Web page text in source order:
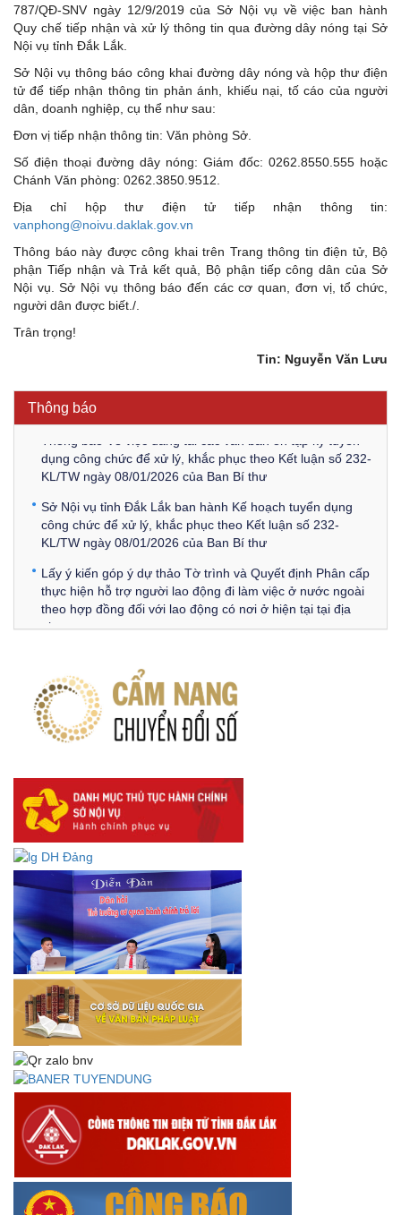
787/QĐ-SNV ngày 12/9/2019 của Sở Nội vụ về việc ban hành
Quy chế tiếp nhận và xử lý thông tin qua đường dây nóng tại Sở
Nội vụ tỉnh Đắk Lắk.
Sở Nội vụ thông báo công khai đường dây nóng và hộp thư điện
tử để tiếp nhận thông tin phản ánh, khiếu nại, tố cáo của người
dân, doanh nghiệp, cụ thể như sau:
Đơn vị tiếp nhận thông tin: Văn phòng Sở.
Số điện thoại đường dây nóng: Giám đốc: 0262.8550.555 hoặc
Chánh Văn phòng: 0262.3850.9512.
Địa chỉ hộp thư điện tử tiếp nhận thông tin:
vanphong@noivu.daklak.gov.vn
Thông báo này được công khai trên Trang thông tin điện tử, Bộ
phận Tiếp nhận và Trả kết quả, Bộ phận tiếp công dân của Sở
Nội vụ. Sở Nội vụ thông báo đến các cơ quan, đơn vị, tổ chức,
người dân được biết./.
Trân trọng!
Tin: Nguyễn Văn Lưu
Thông báo
chức tỉnh Đắk Lắk năm 2026
Thông báo Về việc triệu tập thí sinh tham gia thi tuyển
công chức để xử lý, khắc phục theo Kết luận số 232-
KL/TW ngày 08/01/2026 của Ban Bí thư
dụng công chức để xử lý, khắc phục theo Kết luận số 232-
KL/TW ngày 08/01/2026 của Ban Bí thư
Sở Nội vụ tỉnh Đắk Lắk ban hành Kế hoạch tuyển dụng
công chức để xử lý, khắc phục theo Kết luận số 232-
KL/TW ngày 08/01/2026 của Ban Bí thư
Lấy ý kiến góp ý dự thảo Tờ trình và Quyết định Phân cấp
thực hiện hỗ trợ người lao động đi làm việc ở nước ngoài
theo hợp đồng đối với lao động có nơi ở hiện tại tại địa
phương
hiện quy định về người lao động nước ngoài làm việc trên
địa bàn tỉnh Đắk Lắk theo trình tự, thủ tục rút gọn trong
xây dựng, ban hành văn bản quy phạm pháp luật
Góp ý dự thảo Thông tư quy định nghiệp vụ lưu trữ tài liệu
DANH SÁCH HỒ SƠ CÁN BỘ ĐI B TỈNH ĐĂK LẮK -
Lấy ý kiến dự thảo Quyết định quy phạm pháp luật quy
định về thành lập, tổ chức và hoạt động của tổ chức phối
hợp liên ngành
Thông báo về việc tải biểu mẫu báo cáo kết quả 06 năm
thực hiện Nghị quyết số 18-NQ/TW và Nghị quyết số 19-
NQ/TW
Thư chúc mừng của Bộ trưởng Bộ Nội vụ nhân dịp kỷ
niệm 78 năm Ngày thành lập Bộ Nội vụ, Ngày truyền
thống ngành Tổ chức nhà nước (28/8/1945-28/8/2023)
Thông báo về việc đăng tải Bộ câu hỏi và gợi ý trả lời Hội
thi dân vận khéo năm 2023